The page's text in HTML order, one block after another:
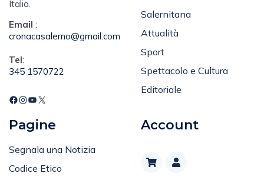
Italia.
Email :
cronacasalerno@gmail.com
Tel:
345 1570722
Salernitana
Attualità
Sport
Spettacolo e Cultura
Editoriale
Pagine
Segnala una Notizia
Codice Etico
Account